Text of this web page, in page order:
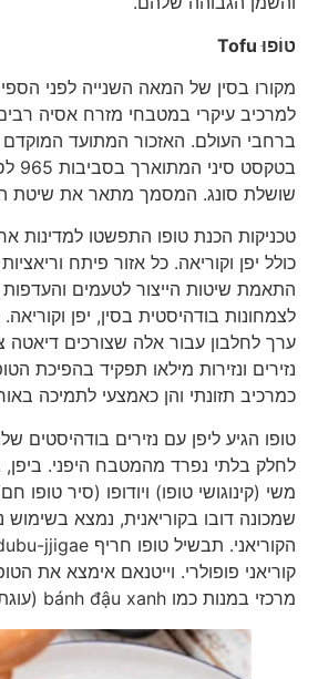
טוֹפוּTofu
מקורו בסין של המאה השנייה לפני
למרכיב עיקרי במטבחי מזרח אסיה רבים
ברחבי העולם. האזכור המתועד המוקדם
בטקסט סיני
שושלת סונג. המסמך מתאר את שיטת
טכניקות הכנת טופו התפשטו למדינות
כולל יפן וקוריאה. כל אזור פיתח וריאציות
התאמת שיטות הייצור לטעמים והעדפות
לצמחונות בודהיסטית בסין, יפן וקוריאה.
ערך לחלבון עבור אלה שצורכים דיאטה
נזירים ונזירות מילאו תפקיד בהפיכת הטופו
כמרכיב תזונתי והן כאמצעי לתמיכה באורח
טופו הגיע ליפן עם נזירים בודהיסטים
לחלק בלתי נפרד מהמטבח היפני. ביפן, צצו
משי (קינוגושי טופו) ויודופו (סיר טופו
שמכונה דובו בקוריאנית, נמצא בשימוש
קוריאני פופולרי. וייטנאם אימצא את
מרכזי במנות כמו bánh đậu xanh (עוגת שעועית מונג).